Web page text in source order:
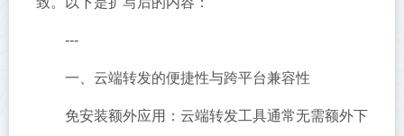
---
一、云端转发的便捷性与跨平台兼容性
免安装额外应用：云端转发工具通常无需额外下